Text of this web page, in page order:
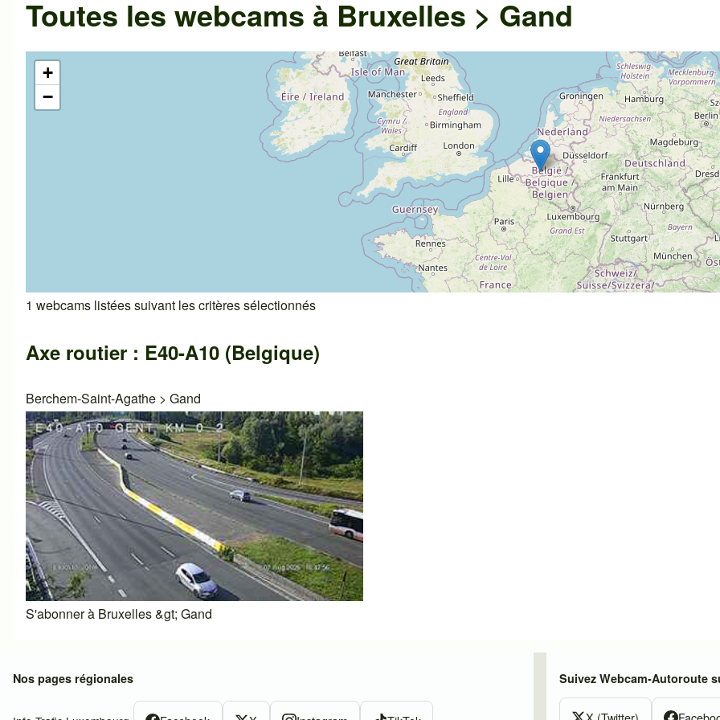
Toutes les webcams à Bruxelles > Gand
+
−
1 webcams listées suivant les critères sélectionnés
Axe routier : E40-A10 (Belgique)
Berchem-Saint-Agathe > Gand
S'abonner à Bruxelles &gt; Gand
Nos pages régionales Suivez Webcam-Autoroute